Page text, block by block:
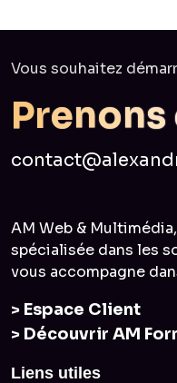
Vous souhaitez
Prenons
AM Web &
spécialisée dans les
vous accompagne
> Espace Client
> Découvrir AM
Liens utiles